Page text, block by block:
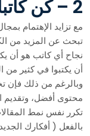
2 – كن كاتباً
مع تزايد الإهتمام
تبحث عن المزيد من
نجاح أي كاتب هو أن
أن يكتبوا في كثير من
وبالرغم من ذلك
محتوى أفضل، وتقديم
تكرر نفس نمط
بالفعل ( أفكارك